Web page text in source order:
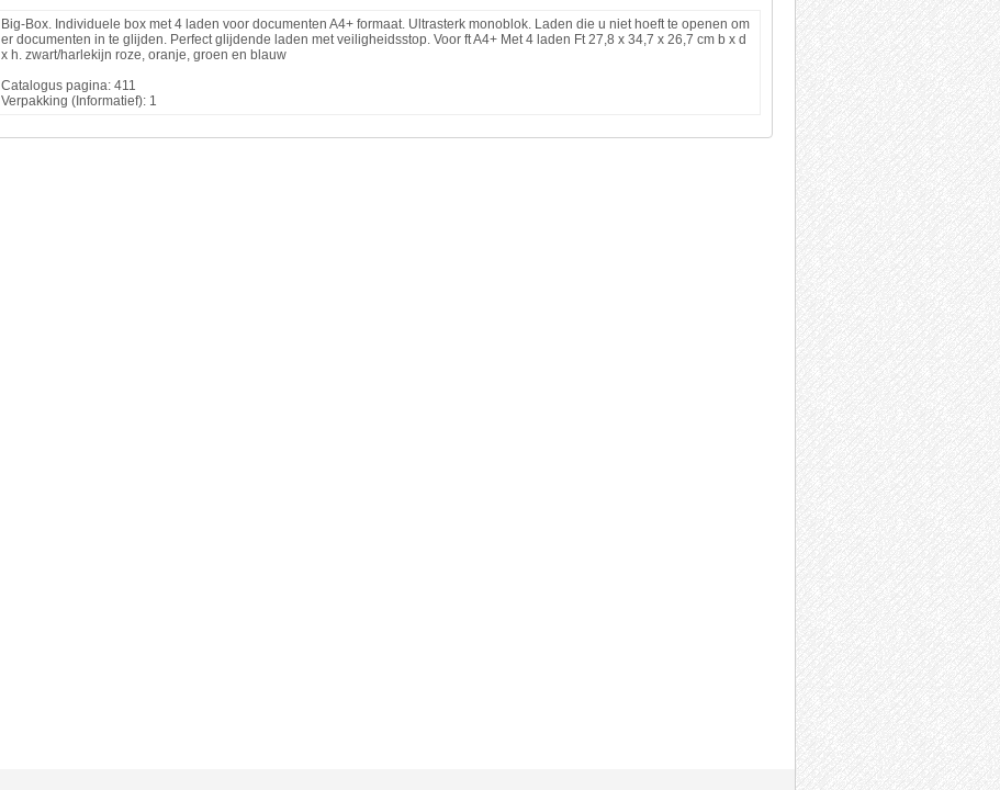
Big-Box. Individuele box met 4 laden voor documenten A4+ formaat. Ultrasterk monoblok. Laden die u niet hoeft te openen om
er documenten in te glijden. Perfect glijdende laden met veiligheidsstop. Voor ft A4+ Met 4 laden Ft 27,8 x 34,7 x 26,7 cm b x d
x h. zwart/harlekijn roze, oranje, groen en blauw
Catalogus pagina: 411
Verpakking (Informatief): 1